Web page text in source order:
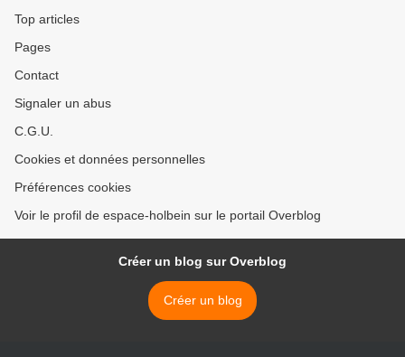
Top articles
Pages
Contact
Signaler un abus
C.G.U.
Cookies et données personnelles
Préférences cookies
Voir le profil de espace-holbein sur le portail Overblog
Créer un blog sur Overblog
Créer un blog